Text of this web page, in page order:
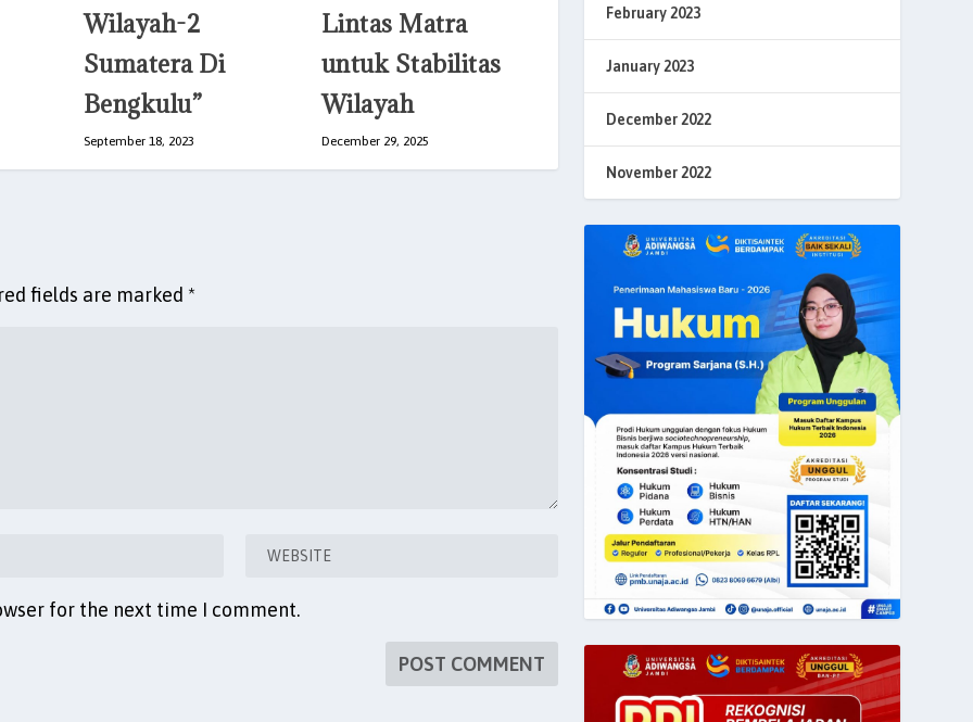
Wilayah-2
Sumatera Di
Bengkulu”
September 18, 2023
Lintas Matra
untuk Stabilitas
Wilayah
December 29, 2025
fields are marked *
for the next time I comment.
February 2023
January 2023
December 2022
November 2022